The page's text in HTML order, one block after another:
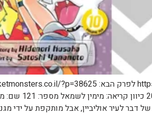
דבר לעיר אוליביין, אבל מותקפת על ידי